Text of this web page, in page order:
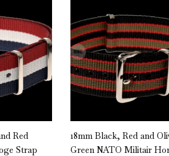
Red
Strap
18mm Black, Red and
Green NATO Militair